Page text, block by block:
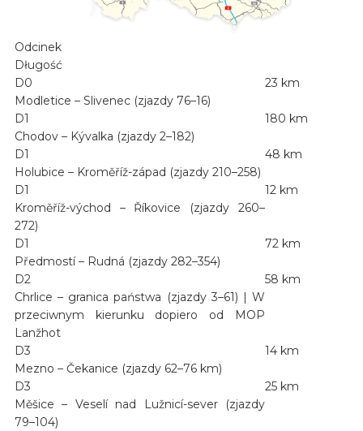
Odcinek
Długość
D0
Modletice – Slivenec (zjazdy 76–16)
23 km
D1
Chodov – Kývalka (zjazdy 2–182)
180 km
D1
Holubice – Kroměříž-západ (zjazdy 210–258)
48 km
D1
Kroměříž-východ – Říkovice (zjazdy 260–
272)
12 km
D1
Předmostí – Rudná (zjazdy 282–354)
72 km
D2
Chrlice – granica państwa (zjazdy 3–61) | W
przeciwnym kierunku dopiero od MOP
Lanžhot
58 km
D3
Mezno – Čekanice (zjazdy 62–76 km)
14 km
D3
Měšice – Veselí nad Lužnicí-sever (zjazdy
79–104)
25 km